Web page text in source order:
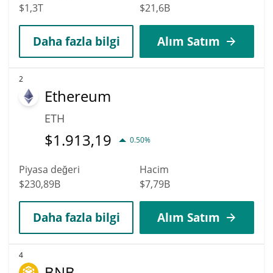
$1,3T
$21,6B
Daha fazla bilgi Alım Satım
2
Ethereum
ETH
$1.913,19 0.50%
Piyasa değeri
$230,89B
Hacim
$7,79B
Daha fazla bilgi Alım Satım
4